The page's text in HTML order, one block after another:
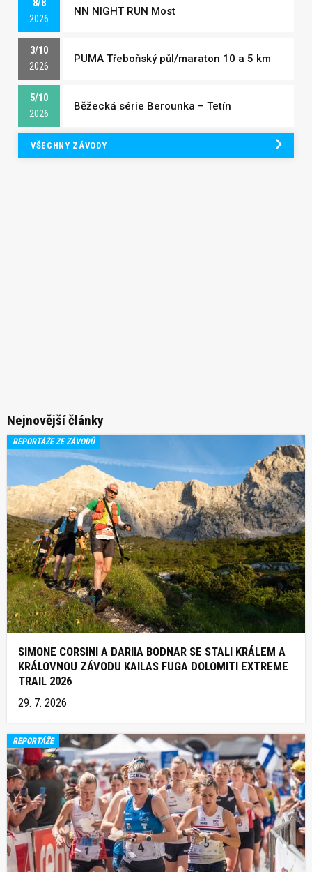
8/8
2026
NN NIGHT RUN Most
3/10
2026
PUMA Třeboňský půl/maraton 10 a 5 km
5/10
2026
Běžecká série Berounka – Tetín
VŠECHNY ZÁVODY
Nejnovější články
REPORTÁŽE ZE ZÁVODŮ
SIMONE CORSINI A DARIIA BODNAR SE STALI KRÁLEM A
KRÁLOVNOU ZÁVODU KAILAS FUGA DOLOMITI EXTREME
TRAIL 2026
29. 7. 2026
REPORTÁŽE